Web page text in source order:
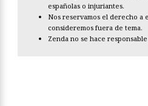
españolas o injuriantes.
Nos reservamos el derecho a
consideremos fuera de tema.
Zenda no se hace